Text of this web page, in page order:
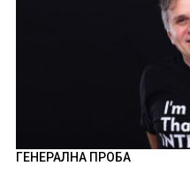
ГЕНЕРАЛНА ПРОБА